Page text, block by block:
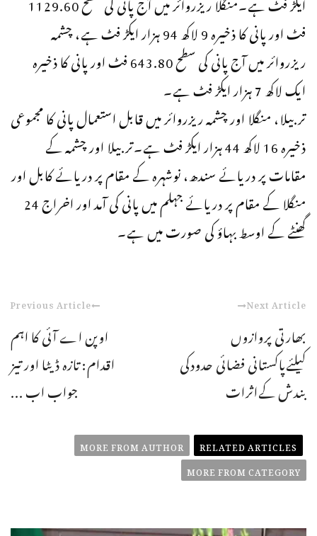
فٹ اور پانی کا ذخیرہ 9 لاکھ 94 ہزار ایکڑ فٹ ہے، چشمہ
ریزروائر میں آج پانی کی سطح 643.80 فٹ اور پانی کا ذخیرہ
ایک لاکھ 7 ہزار ایکڑ فٹ ہے۔
تربیلا، منگلا اور چشمہ ریزروائر میں قابل استعمال پانی کا مجموعی
ذخیرہ 16 لاکھ 44 ہزار ایکڑ فٹ ہے۔تربیلا اور چشمہ کے
مقامات پر دریائے سندھ، نوشہرہ کے مقام پر دریائے کابل اور
منگلا کے مقام پر دریائے جہلم میں پانی کی آمد اور اخراج 24
گھنٹے کے اوسط بہاؤ کی صورت میں ہے۔
Previous Article
اوپن اے آئی کا اہم
اقدام: تازہ ڈیٹا اور تیز
جواب اب ...
Next Article
بھارتی پروازوں
کیلئےپاکستانی فضائی حدودکی
بندش کےاثرات
RELATED ARTICLES
MORE FROM AUTHOR
MORE FROM CATEGORY